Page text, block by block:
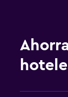
Armario o clóset
Zona de trabajo